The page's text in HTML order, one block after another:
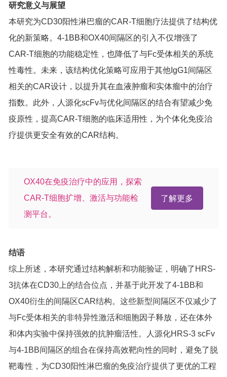
研究意义与展望
本研究为CD30阳性淋巴瘤的CAR-T细胞疗法提供了结构优
化的新策略。4-1BB和OX40间隔区的引入不仅增强了
CAR-T细胞的功能稳定性，也降低了与Fc受体相关的系统
性毒性。未来，该结构优化策略可应用于其他IgG1间隔区
相关的CAR设计，以提升其在血液肿瘤和实体瘤中的治疗
指数。此外，人源化scFv与优化间隔区的结合有望减少免
疫原性，提高CAR-T细胞的临床适用性，为个体化免疫治
疗提供更安全有效的CAR结构。
OX40在免疫治疗中的应用，探索
CAR-T细胞扩增、激活与功能检
测平台。
了解更多
结语
综上所述，本研究通过结构解析和功能验证，明确了HRS-
3抗体在CD30上的结合位点，并基于此开发了4-1BB和
OX40衍生的间隔区CAR结构。这些新型间隔区不仅减少了
与Fc受体相关的非特异性激活和细胞因子释放，还在体外
和体内实验中保持强效的抗肿瘤活性。人源化HRS-3 scFv
与4-1BB间隔区的组合在保持高效靶向性的同时，避免了脱
靶毒性，为CD30阳性淋巴瘤的免疫治疗提供了更优的工程